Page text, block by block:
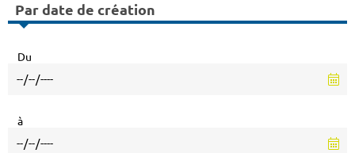
Par date de création
Du
à